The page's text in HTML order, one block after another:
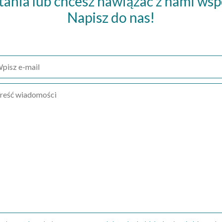
Napisz do nas!